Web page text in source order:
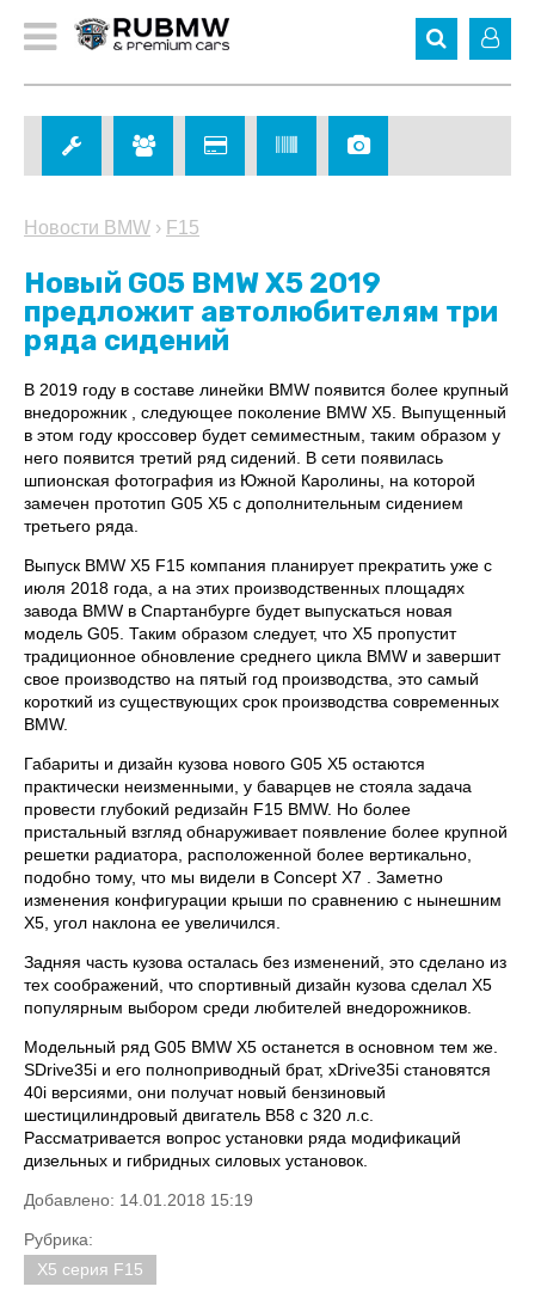
Новости BMW › F15
Новый G05 BMW X5 2019
предложит автолюбителям три
ряда сидений
В 2019 году в составе линейки BMW появится более крупный
внедорожник , следующее поколение BMW X5. Выпущенный
в этом году кроссовер будет семиместным, таким образом у
него появится третий ряд сидений. В сети появилась
шпионская фотография из Южной Каролины, на которой
замечен прототип G05 X5 с дополнительным сидением
третьего ряда.
Выпуск BMW X5 F15 компания планирует прекратить уже с
июля 2018 года, а на этих производственных площадях
завода BMW в Спартанбурге будет выпускаться новая
модель G05. Таким образом следует, что X5 пропустит
традиционное обновление среднего цикла BMW и завершит
свое производство на пятый год производства, это самый
короткий из существующих срок производства современных
BMW.
Габариты и дизайн кузова нового G05 X5 остаются
практически неизменными, у баварцев не стояла задача
провести глубокий редизайн F15 BMW. Но более
пристальный взгляд обнаруживает появление более крупной
решетки радиатора, расположенной более вертикально,
подобно тому, что мы видели в Concept X7 . Заметно
изменения конфигурации крыши по сравнению с нынешним
Х5, угол наклона ее увеличился.
Задняя часть кузова осталась без изменений, это сделано из
тех соображений, что спортивный дизайн кузова сделал X5
популярным выбором среди любителей внедорожников.
Модельный ряд G05 BMW X5 останется в основном тем же.
SDrive35i и его полноприводный брат, xDrive35i становятся
40i версиями, они получат новый бензиновый
шестицилиндровый двигатель B58 с 320 л.с.
Рассматривается вопрос установки ряда модификаций
дизельных и гибридных силовых установок.
Добавлено: 14.01.2018 15:19
Рубрика:
X5 серия F15